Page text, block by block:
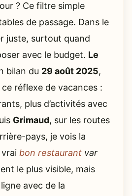
? Ce filtre simple
de passage. Dans le
juste, surtout quand
avec le budget. Le
bilan du 29 août 2025,
ce réflexe de vacances :
plus d’activités avec
Grimaud, sur les routes
pays, je vois la
vrai bon restaurant var
le plus visible, mais
avec de la